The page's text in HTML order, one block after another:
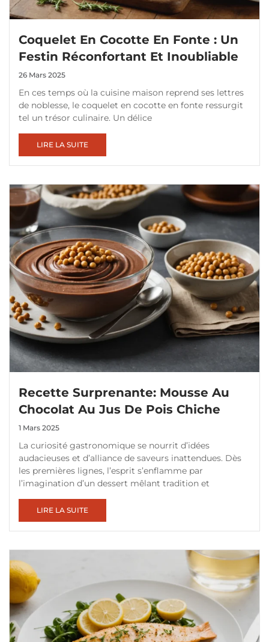
Coquelet En Cocotte En Fonte : Un
Festin Réconfortant Et Inoubliable
26 Mars 2025
En ces temps où la cuisine maison reprend ses lettres
de noblesse, le coquelet en cocotte en fonte ressurgit
tel un trésor culinaire. Un délice
LIRE LA SUITE
Recette Surprenante: Mousse Au
Chocolat Au Jus De Pois Chiche
1 Mars 2025
La curiosité gastronomique se nourrit d’idées
audacieuses et d’alliance de saveurs inattendues. Dès
les premières lignes, l’esprit s’enflamme par
l’imagination d’un dessert mêlant tradition et
LIRE LA SUITE